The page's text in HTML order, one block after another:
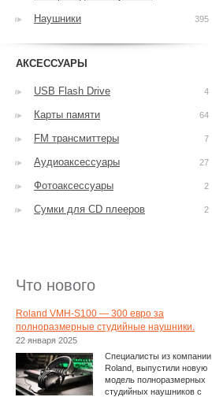
Наушники 395
АКСЕССУАРЫ
USB Flash Drive 4
Карты памяти 64
FM трансмиттеры 7
Аудиоаксессуары 27
Фотоаксессуары 2
Сумки для CD плееров 2
Что нового
Roland VMH-S100 — 300 евро за
полноразмерные студийные наушники.
22 января 2025
Специалисты из компании
Roland, выпустили новую
модель полноразмерных
студийных наушников с